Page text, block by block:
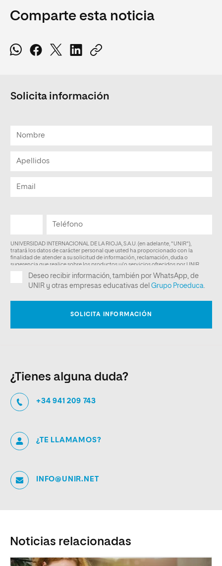
Comparte esta noticia
Solicita información
¿Tienes alguna duda?
+34 941 209 743
¿TE LLAMAMOS?
INFO@UNIR.NET
Noticias relacionadas